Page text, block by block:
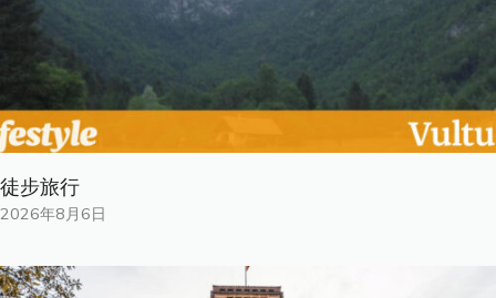
徒步旅行
2026年8月6日